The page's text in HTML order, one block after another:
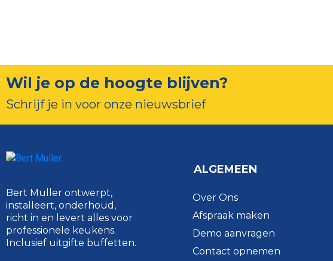
Wil je op de hoogte blijven?
Schrijf je in voor onze nieuwsbrief
Bert Muller ontwerpt,
installeert, onderhoud,
richt in en levert alles voor
professionele keukens.
Inclusief uitgifte buffetten.
ALGEMEEN
Over Ons
Afspraak maken
Demo aanvragen
Contact opnemen